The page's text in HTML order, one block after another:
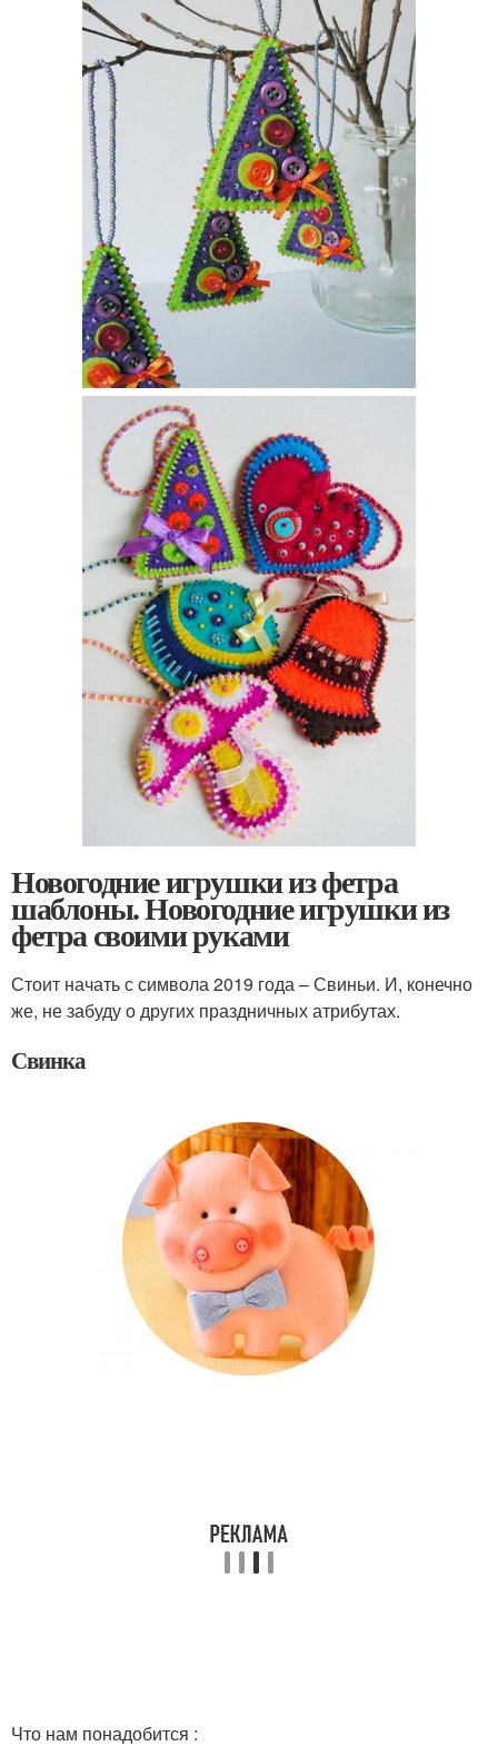
Новогодние игрушки из фетра
шаблоны. Новогодние игрушки из
фетра своими руками
Стоит начать с символа 2019 года – Свиньи. И, конечно
же, не забуду о других праздничных атрибутах.
Свинка
Что нам понадобится :